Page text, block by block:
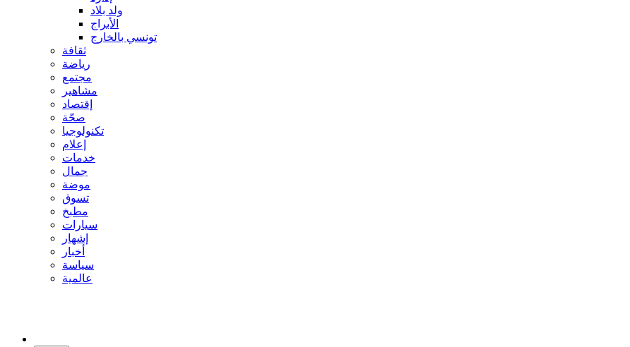
ولد بلاد
الأبراج
تونسي بالخارج
ثقافة
رياضة
مجتمع
مشاهير
إقتصاد
صحّة
تكنولوجيا
إعلام
خدمات
جمال
موضة
تسوق
مطبخ
سيارات
إشهار
أخبار
سياسة
عالمية